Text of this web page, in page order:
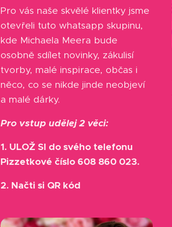
Pro vás naše skvělé klientky jsme
otevřeli tuto whatsapp skupinu,
kde Michaela Meera bude
osobně sdílet novinky, zákulisí
tvorby, malé inspirace, občas i
něco, co se nikde jinde neobjeví
a malé dárky.
Pro vstup udělej 2 věci:
1. ULOŽ SI do svého telefonu
Pizzetkové číslo 608 860 023.
2. Načti si QR kód